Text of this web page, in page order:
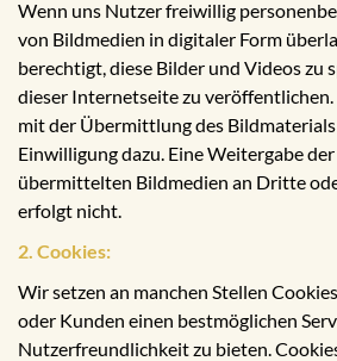
Wenn uns Nutzer freiwillig
von Bildmedien in digitaler Form
berechtigt, diese Bilder und Videos zu
dieser Internetseite zu
mit der Übermittlung des
Einwilligung dazu. Eine Weitergabe
übermittelten Bildmedien an Dritte
erfolgt nicht.
2. Cookies:
Wir setzen an manchen Stellen
oder Kunden einen bestmöglichen
Nutzerfreundlichkeit zu bieten.